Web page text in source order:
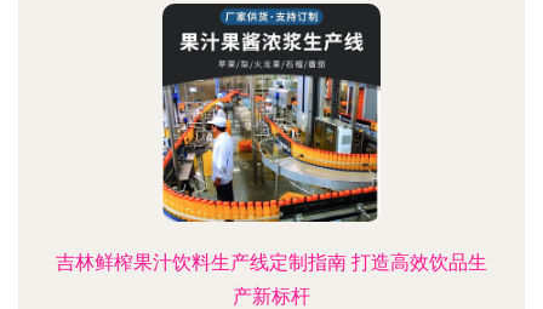
吉林鲜榨果汁饮料生产线定制指南 打造高效饮品生
产新标杆